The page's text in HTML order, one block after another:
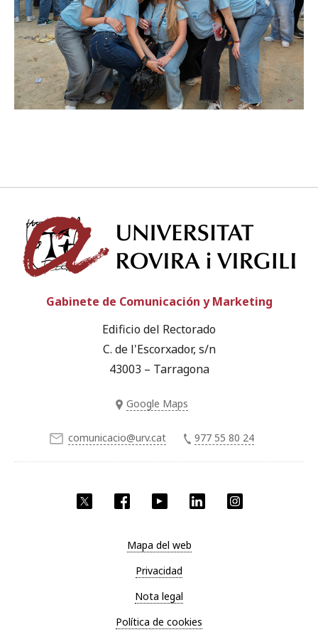
Suscríbete a los boletines electrónicos de la URV Agenda
ESPAÑOL CATALÀ ENGLISH
Twitter Facebook YouTube LinkedIn
Gabinete de Comunicación y Marketing
Edificio del Rectorado
C. de l'Escorxador, s/n
43003 – Tarragona
Google Maps
comunicacio@urv.cat 977 55 80 24
Mapa del web
Privacidad
Nota legal
Política de cookies